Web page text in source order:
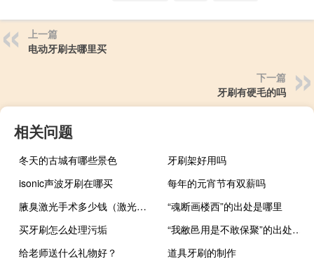
上一篇
电动牙刷去哪里买
下一篇
牙刷有硬毛的吗
相关问题
冬天的古城有哪些景色
牙刷架好用吗
isonic声波牙刷在哪买
每年的元宵节有双薪吗
腋臭激光手术多少钱（激光手术近视多少钱）
“魂断画楼西”的出处是哪里
买牙刷怎么处理污垢
“我敝邑用是不敢保聚”的出处是哪里
给老师送什么礼物好？
道具牙刷的制作